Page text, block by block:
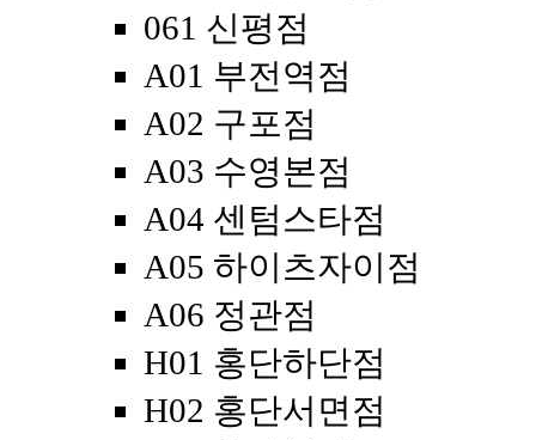
061 신평점
A01 부전역점
A02 구포점
A03 수영본점
A04 센텀스타점
A05 하이츠자이점
A06 정관점
H01 홍단하단점
H02 홍단서면점